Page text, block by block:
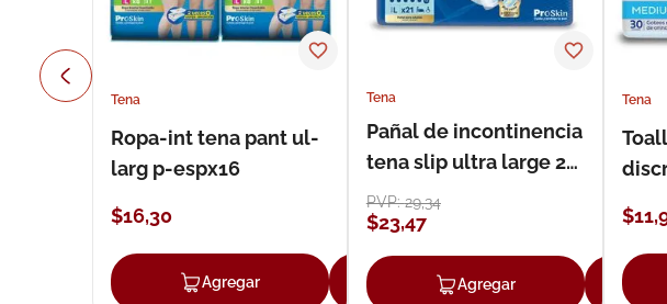
Tena
Ropa-int tena pant ul-
larg p-espx16
$16,30
Agregar Agregar
Tena
Pañal de incontinencia
tena slip ultra large 21
unidades
PVP:29,34
$23,47
Agregar
Tena
$11,